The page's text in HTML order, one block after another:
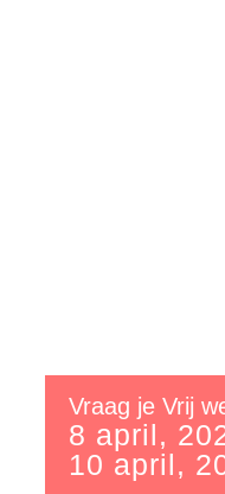
Vraag je Vrij
8 april,
10 april,